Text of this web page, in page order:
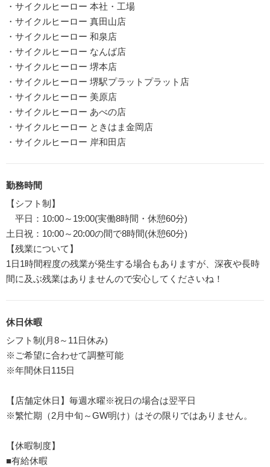
・サイクルヒーロー 本社・工場
・サイクルヒーロー 真田山店
・サイクルヒーロー 和泉店
・サイクルヒーロー なんば店
・サイクルヒーロー 堺本店
・サイクルヒーロー 堺駅プラットプラット店
・サイクルヒーロー 美原店
・サイクルヒーロー あべの店
・サイクルヒーロー ときはま金岡店
・サイクルヒーロー 岸和田店
勤務時間
【シフト制】
平日：10:00～19:00(実働8時間・休憩60分)
土日祝：10:00～20:00の間で8時間(休憩60分)
【残業について】
1日1時間程度の残業が発生する場合もありますが、深夜や長時
間に及ぶ残業はありませんので安心してくださいね！
休日休暇
シフト制(月8～11日休み)
※ご希望に合わせて調整可能
※年間休日115日
【店舗定休日】毎週水曜※祝日の場合は翌平日
※繁忙期（2月中旬～GW明け）はその限りではありません。
【休暇制度】
■有給休暇